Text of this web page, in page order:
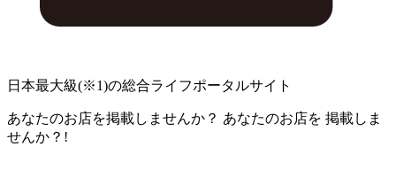
日本最大級(※1)の総合ライフポータルサイト
あなたのお店を掲載しませんか？ あなたのお店を 掲載しま
せんか？!